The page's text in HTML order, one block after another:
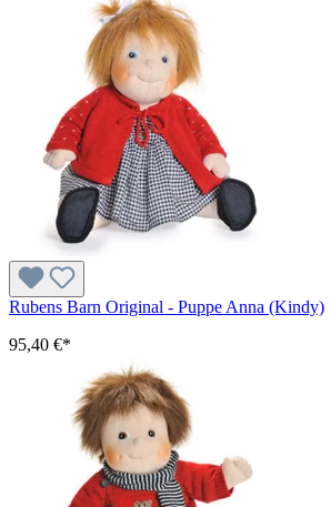
Rubens Barn Original - Puppe Anna (Kindy)
95,40 €*